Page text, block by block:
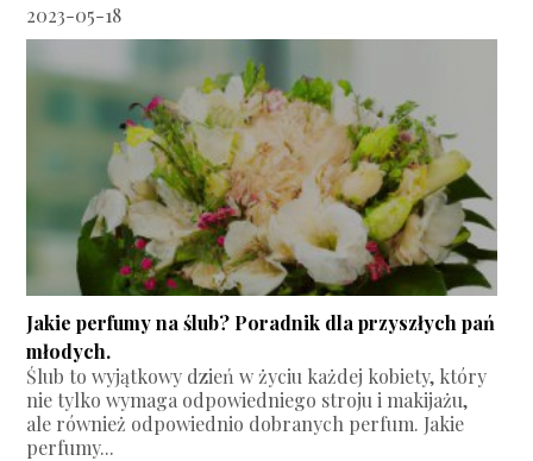
2023-05-18
Jakie perfumy na ślub? Poradnik dla przyszłych pań
młodych.
Ślub to wyjątkowy dzień w życiu każdej kobiety, który
nie tylko wymaga odpowiedniego stroju i makijażu,
ale również odpowiednio dobranych perfum. Jakie
perfumy...